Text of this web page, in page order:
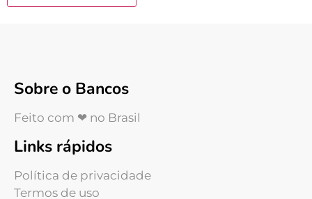
Sobre o Bancos
Feito com ❤ no Brasil
Links rápidos
Política de privacidade
Termos de uso